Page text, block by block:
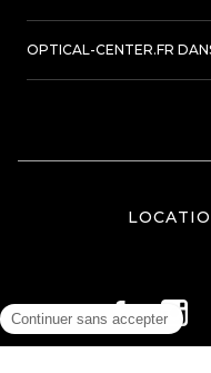
OPTICAL-CENTER.FR